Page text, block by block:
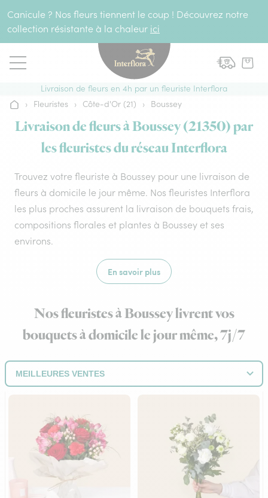
Canicule ? Nos fleurs tiennent le coup ! Découvrez notre
collection résistante à la chaleur ici
Livraison de fleurs en 4h par un fleuriste Interflora
Accueil
› Fleuristes › Côte-d'Or (21) › Boussey
Livraison de fleurs à Boussey (21350) par
les fleuristes du réseau Interflora
Trouvez votre fleuriste à Boussey pour une livraison de
fleurs à domicile le jour même. Nos fleuristes Interflora
les plus proches assurent la livraison de bouquets frais,
compositions florales et plantes à Boussey et ses
environs.
En savoir plus
Nos fleuristes à Boussey livrent vos
bouquets à domicile le jour même, 7j/7